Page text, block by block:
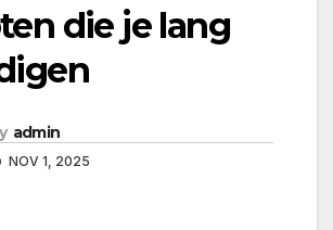
die je lang
admin
NOV 1, 2025